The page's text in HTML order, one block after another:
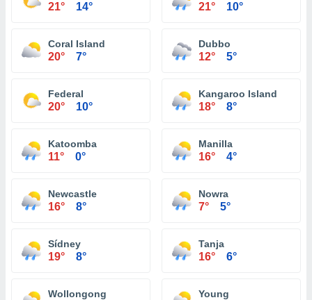
21° 14° 21° 10°
Coral Island
20° 7°
Dubbo
12° 5°
Federal
20° 10°
Kangaroo Island
18° 8°
Katoomba
11° 0°
Manilla
16° 4°
Newcastle
16° 8°
Nowra
7° 5°
Sídney
19° 8°
Tanja
16° 6°
Wollongong Young